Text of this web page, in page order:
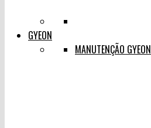
GYEON
MANUTENÇÃO GYEON